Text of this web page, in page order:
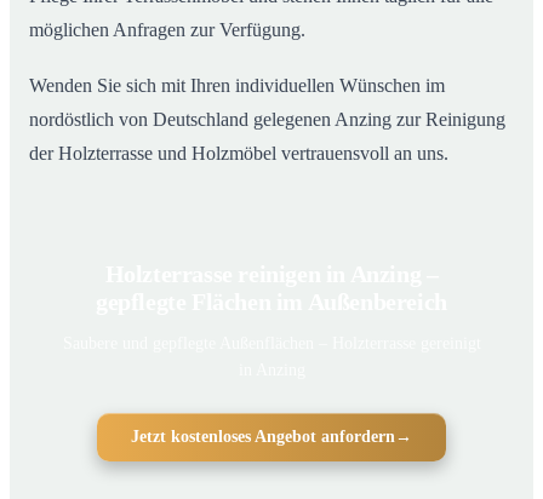
möglichen Anfragen zur Verfügung.
Wenden Sie sich mit Ihren individuellen Wünschen im
nordöstlich von Deutschland gelegenen Anzing zur Reinigung
der Holzterrasse und Holzmöbel vertrauensvoll an uns.
Jetzt kostenloses Angebot anfordern→